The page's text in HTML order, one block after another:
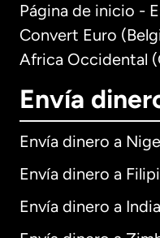
Página de inicio -
Convert Euro
Africa Occidental
Envía
Envía dinero a
Envía dinero a
Envía dinero a India